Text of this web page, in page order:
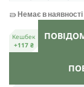
Немає в наявності
Кешбек
+117 ₴